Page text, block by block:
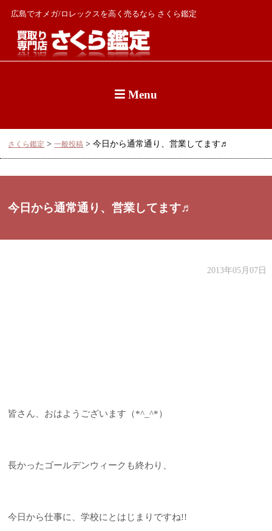
広島でオメガ/ロレックスを高く売るなら さくら鑑定
Menu
さくら鑑定 >一般投稿 >今日から通常通り、営業してます♬
今日から通常通り、営業してます♬
2013年05月07日
皆さん、おはようございます（*^_^*）
長かったゴールデンウィークも終わり、
今日から仕事に、学校にとはじまりですね!!